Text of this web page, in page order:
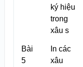
ký hiệu
trong
xâu s
Bài
5
In các
xâu